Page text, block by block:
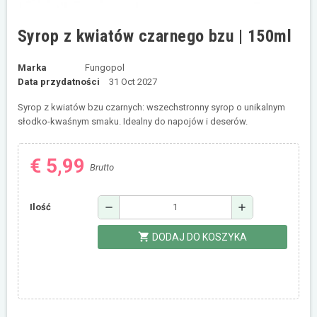
Syrop z kwiatów czarnego bzu | 150ml
Marka
Fungopol
Data przydatności
31 Oct 2027
Syrop z kwiatów bzu czarnych: wszechstronny syrop o unikalnym
słodko-kwaśnym smaku. Idealny do napojów i deserów.
€ 5,99 Brutto
Ilość remove add
shopping_cart DODAJ DO KOSZYKA